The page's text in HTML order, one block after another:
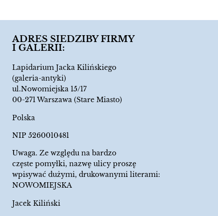
ADRES SIEDZIBY FIRMY
I GALERII:
Lapidarium Jacka Kilińskiego
(galeria-antyki)
ul.Nowomiejska 15/17
00-271 Warszawa (Stare Miasto)
Polska
NIP 5260010481
Uwaga. Ze względu na bardzo
częste pomyłki, nazwę ulicy proszę
wpisywać dużymi, drukowanymi literami:
NOWOMIEJSKA
Jacek Kiliński